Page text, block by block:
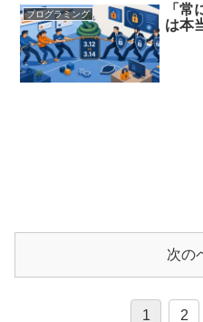
プログラミング
「
は本
次の
1 2